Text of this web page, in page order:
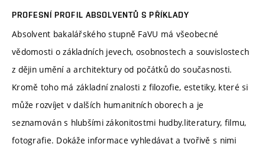
PROFESNÍ PROFIL ABSOLVENTŮ S PŘÍKLADY
Absolvent bakalářského stupně FaVU má všeobecné
vědomosti o základních jevech, osobnostech a souvislostech
z dějin umění a architektury od počátků do současnosti.
Kromě toho má základní znalosti z filozofie, estetiky, které si
může rozvíjet v dalších humanitních oborech a je
seznamován s hlubšími zákonitostmi hudby.literatury, filmu,
fotografie. Dokáže informace vyhledávat a tvořivě s nimi